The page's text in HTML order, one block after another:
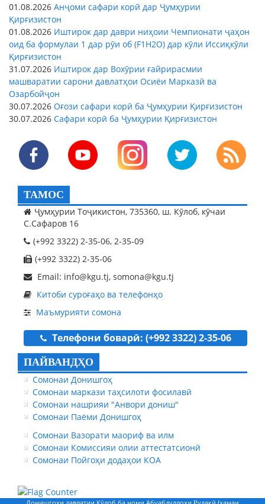
01.08.2026 Анҷоми сафари корӣ дар Ҷумҳурии
Қирғизистон
01.08.2026 Иштирок дар даври ниҳоии Чемпионати ҷаҳон
оид ба формулаи 1 дар рӯи об (F1H2O) дар кӯли Иссиқкӯли
Қирғизистон
31.07.2026 Иштирок дар Вохӯрии ғайрирасмии
машваратии сарони давлатҳои Осиёи Марказӣ ва
Озарбойҷон
30.07.2026 Оғози сафари корӣ ба Ҷумҳурии Қирғизистон
30.07.2026 Сафари корӣ ба Ҷумҳурии Қирғизистон
ТАМОС
Ҷумҳурии Тоҷикистон, 735360, ш. Кӯлоб, кӯчаи
С.Сафаров 16
(+992 3322) 2-35-06, 2-35-09
(+992 3322) 2-35-06
Email: info@kgu.tj, somona@kgu.tj
Китоби суроғаҳо ва телефонҳо
Маъмурияти сомона
Телефони боварӣ: (+992 3322) 2-35-06
ПАЙВАНДҲО
Сомонаи Донишгоҳ
Сомонаи маркази таҳсилоти фосилавӣ
Сомонаи нашрияи "Анвори дониш"
Сомонаи Паёми Донишгоҳ
Сомонаи Вазорати маориф ва илм
Сомонаи Комиссияи олии аттестатсионӣ
Сомонаи Пойгоҳи додаҳои КОА